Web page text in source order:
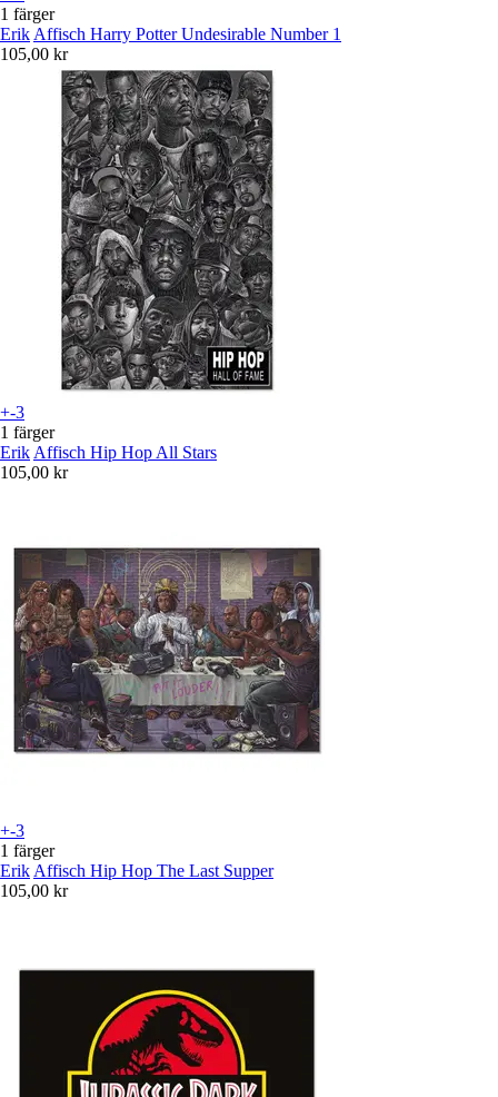
1 färger
Erik Affisch Harry Potter Undesirable Number 1
105,00 kr
+-3
1 färger
Erik Affisch Hip Hop All Stars
105,00 kr
+-3
1 färger
Erik Affisch Hip Hop The Last Supper
105,00 kr